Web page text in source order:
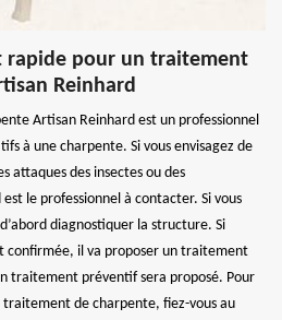
rapide pour un traitement
Reinhard
Artisan Reinhard est un professionnel
à une charpente. Si vous envisagez de
des insectes ou des
le professionnel à contacter. Si vous
diagnostiquer la structure. Si
confirmée, il va proposer un traitement
traitement préventif sera proposé. Pour
de charpente, fiez-vous au